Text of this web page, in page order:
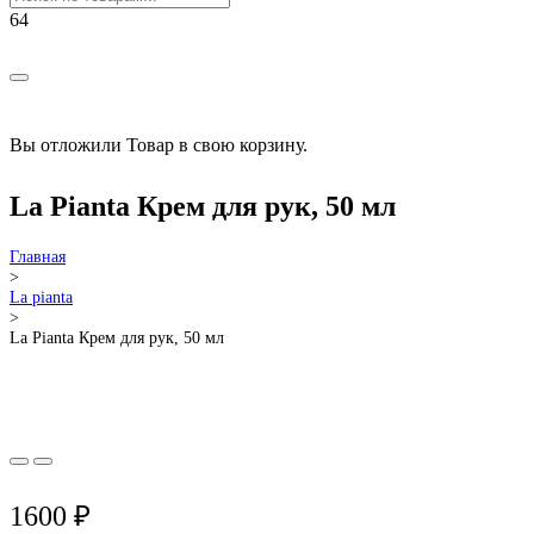
Вы отложили Товар в свою корзину.
La Pianta Крем для рук, 50 мл
Главная
>
La pianta
>
La Pianta Крем для рук, 50 мл
1600 ₽
РАСПРОДАЖА!